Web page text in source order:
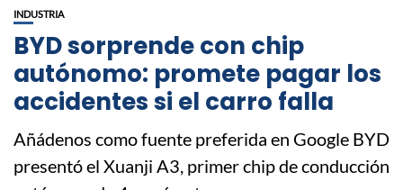
INDUSTRIA
BYD sorprende con chip
autónomo: promete pagar los
accidentes si el carro falla
Añádenos como fuente preferida en Google BYD
presentó el Xuanji A3, primer chip de conducción